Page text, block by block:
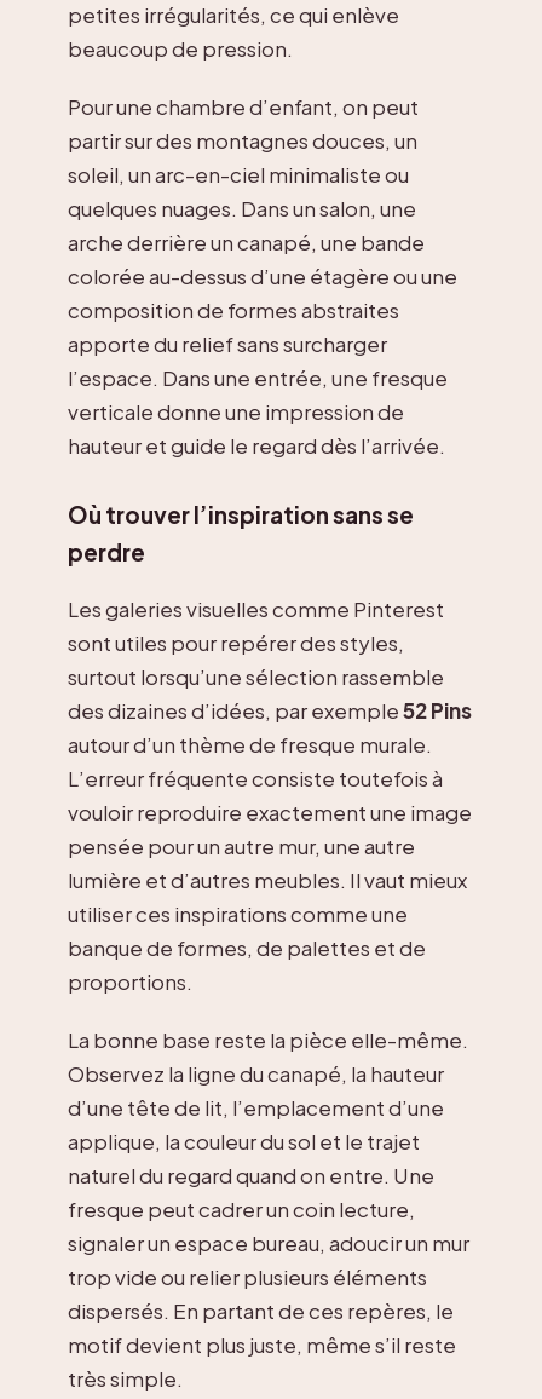
petites irrégularités, ce qui enlève
beaucoup de pression.
Pour une chambre d’enfant, on peut
partir sur des montagnes douces, un
soleil, un arc-en-ciel minimaliste ou
quelques nuages. Dans un salon, une
arche derrière un canapé, une bande
colorée au-dessus d’une étagère ou une
composition de formes abstraites
apporte du relief sans surcharger
l’espace. Dans une entrée, une fresque
verticale donne une impression de
hauteur et guide le regard dès l’arrivée.
Où trouver l’inspiration sans se
perdre
Les galeries visuelles comme Pinterest
sont utiles pour repérer des styles,
surtout lorsqu’une sélection rassemble
des dizaines d’idées, par exemple52 Pins
autour d’un thème de fresque murale.
L’erreur fréquente consiste toutefois à
vouloir reproduire exactement une image
pensée pour un autre mur, une autre
lumière et d’autres meubles. Il vaut mieux
utiliser ces inspirations comme une
banque de formes, de palettes et de
proportions.
La bonne base reste la pièce elle-même.
Observez la ligne du canapé, la hauteur
d’une tête de lit, l’emplacement d’une
applique, la couleur du sol et le trajet
naturel du regard quand on entre. Une
fresque peut cadrer un coin lecture,
signaler un espace bureau, adoucir un mur
trop vide ou relier plusieurs éléments
dispersés. En partant de ces repères, le
motif devient plus juste, même s’il reste
très simple.